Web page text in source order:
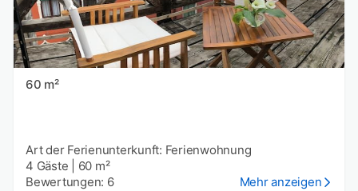
60 m²
Art der Ferienunterkunft: Ferienwohnung
4 Gäste
60 m²
Bewertungen: 6
Mehr anzeigen